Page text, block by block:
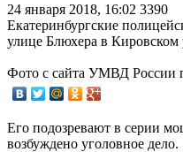
24 января 2018, 16:02 3390
Екатеринбургские
улице Блюхера в Кировском
Фото с сайта УМВД России
Его подозревают в серии
возбуждено уголовное дело.